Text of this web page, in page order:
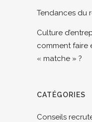
Tendances du
Culture
comment faire
« matche » ?
CATÉGORIES
Conseils